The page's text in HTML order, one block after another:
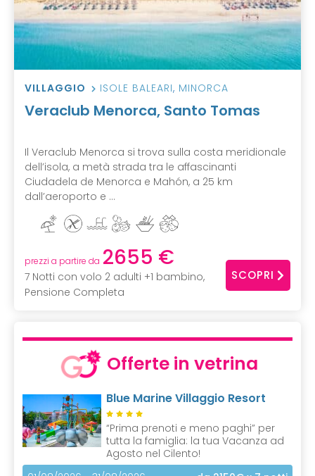
VILLAGGIO ISOLE BALEARI, MINORCA
Veraclub Menorca, Santo Tomas
Il Veraclub Menorca si trova sulla costa meridionale
dell’isola, a metà strada tra le affascinanti
Ciudadela de Menorca e Mahón, a 25 km
dall’aeroporto e ...
prezzi a partire da 2655 €
7 Notti con volo 2 adulti +1 bambino,
Pensione Completa
SCOPRI
Offerte in vetrina
Blue Marine Villaggio Resort
“Prima prenoti e meno paghi” per
tutta la famiglia: la tua Vacanza ad
Agosto nel Cilento!